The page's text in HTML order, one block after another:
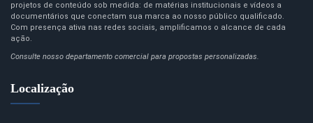
projetos de conteúdo sob medida: de matérias institucionais e vídeos a
documentários que conectam sua marca ao nosso público qualificado.
Com presença ativa nas redes sociais, amplificamos o alcance de cada
ação.
Consulte nosso departamento comercial para propostas personalizadas.
Localização